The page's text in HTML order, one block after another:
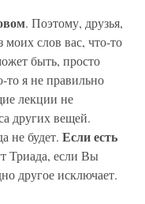
. Поэтому, друзья,
моих слов вас, что-то
быть, просто
то я не правильно
лекции не
других вещей.
не будет. Если есть
Триада, если Вы
другое исключает.